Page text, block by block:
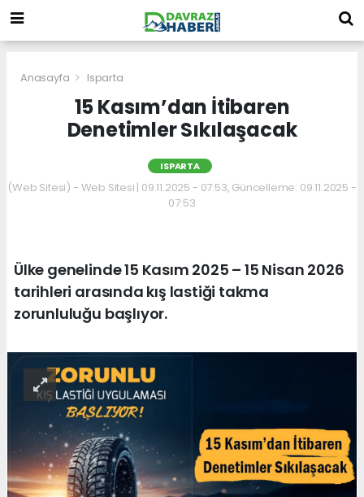
Anasayfa Isparta
15 Kasım’dan İtibaren
Denetimler Sıkılaşacak
ISPARTA
(Web Sitesi) - Web Sitesi | 09.11.2025 - 07:53, Güncelleme: 09.11.2025 -
07:53
Ülke genelinde 15 Kasım 2025 – 15 Nisan 2026
tarihleri arasında kış lastiği takma
zorunluluğu başlıyor.